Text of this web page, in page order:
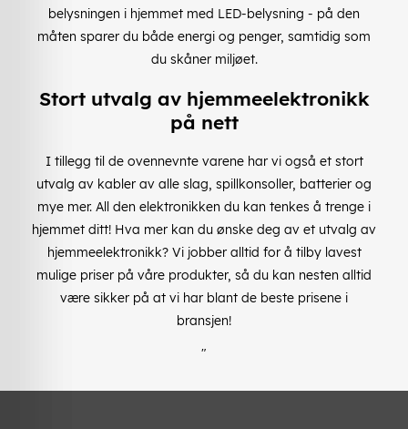
belysningen i hjemmet med LED-belysning - på den
måten sparer du både energi og penger, samtidig som
du skåner miljøet.
Stort utvalg av hjemmeelektronikk
på nett
I tillegg til de ovennevnte varene har vi også et stort
utvalg av kabler av alle slag, spillkonsoller, batterier og
mye mer. All den elektronikken du kan tenkes å trenge i
hjemmet ditt! Hva mer kan du ønske deg av et utvalg av
hjemmeelektronikk? Vi jobber alltid for å tilby lavest
mulige priser på våre produkter, så du kan nesten alltid
være sikker på at vi har blant de beste prisene i
bransjen!
"